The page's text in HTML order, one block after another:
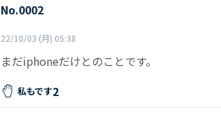
No.0002
22/10/03 (月) 05:38
まだiphoneだけとのことです。
私もです2